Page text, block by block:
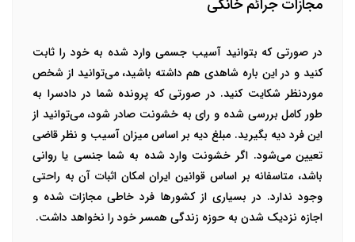
مجازات جرائم خانگی
در صورتی که بتوانید آسیب جسمی وارد شده به خود را ثابت
کنید و در این باره شاهدی هم داشته باشید، می‌توانید از شخص
موردنظر شکایت کنید. در صورتی که پرونده شما در دادسرا به
طور کامل بررسی شده و رای به خشونت صادر شود، می‌توانید از
این فرد دیه بگیرید. مبلغ دیه بر اساس میزان آسیب و نظر قاضی
تعیین می‌شود. اگر خشونت وارد شده به شما جنسی یا روانی
باشد، متاسفانه بر اساس قوانین ایران امکان اثبات آن به راحتی
وجود ندارد. در بسیاری از کشورها فرد خاطی مجازات شده و
اجازه نزدیک شدن به حوزه زندگی همسر خود را نخواهد داشت.